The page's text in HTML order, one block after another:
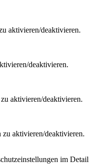
aktivieren/deaktivieren.
deaktivieren.
aktivieren/deaktivieren.
aktivieren/deaktivieren.
im Detail